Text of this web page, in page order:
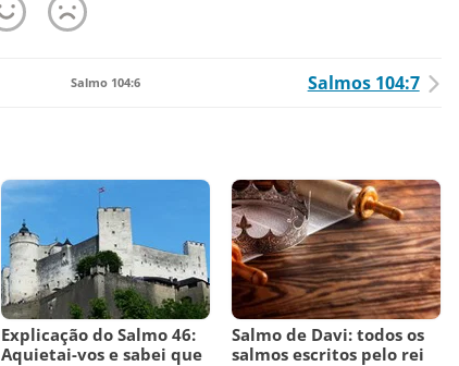
Salmo 104:6 Salmos 104:7
Explicação do Salmo 46:
Aquietai-vos e sabei que
Salmo de Davi: todos os
salmos escritos pelo rei